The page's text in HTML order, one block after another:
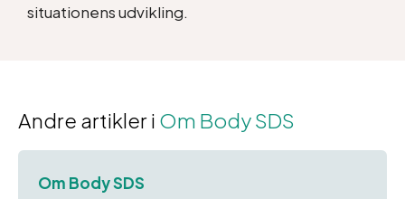
situationens udvikling.
Andre artikler i Om Body SDS
Om Body SDS